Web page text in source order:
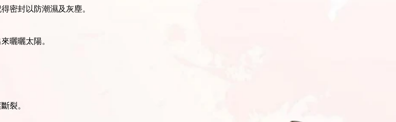
密封以防潮濕及灰塵。
曬曬太陽。
裂。